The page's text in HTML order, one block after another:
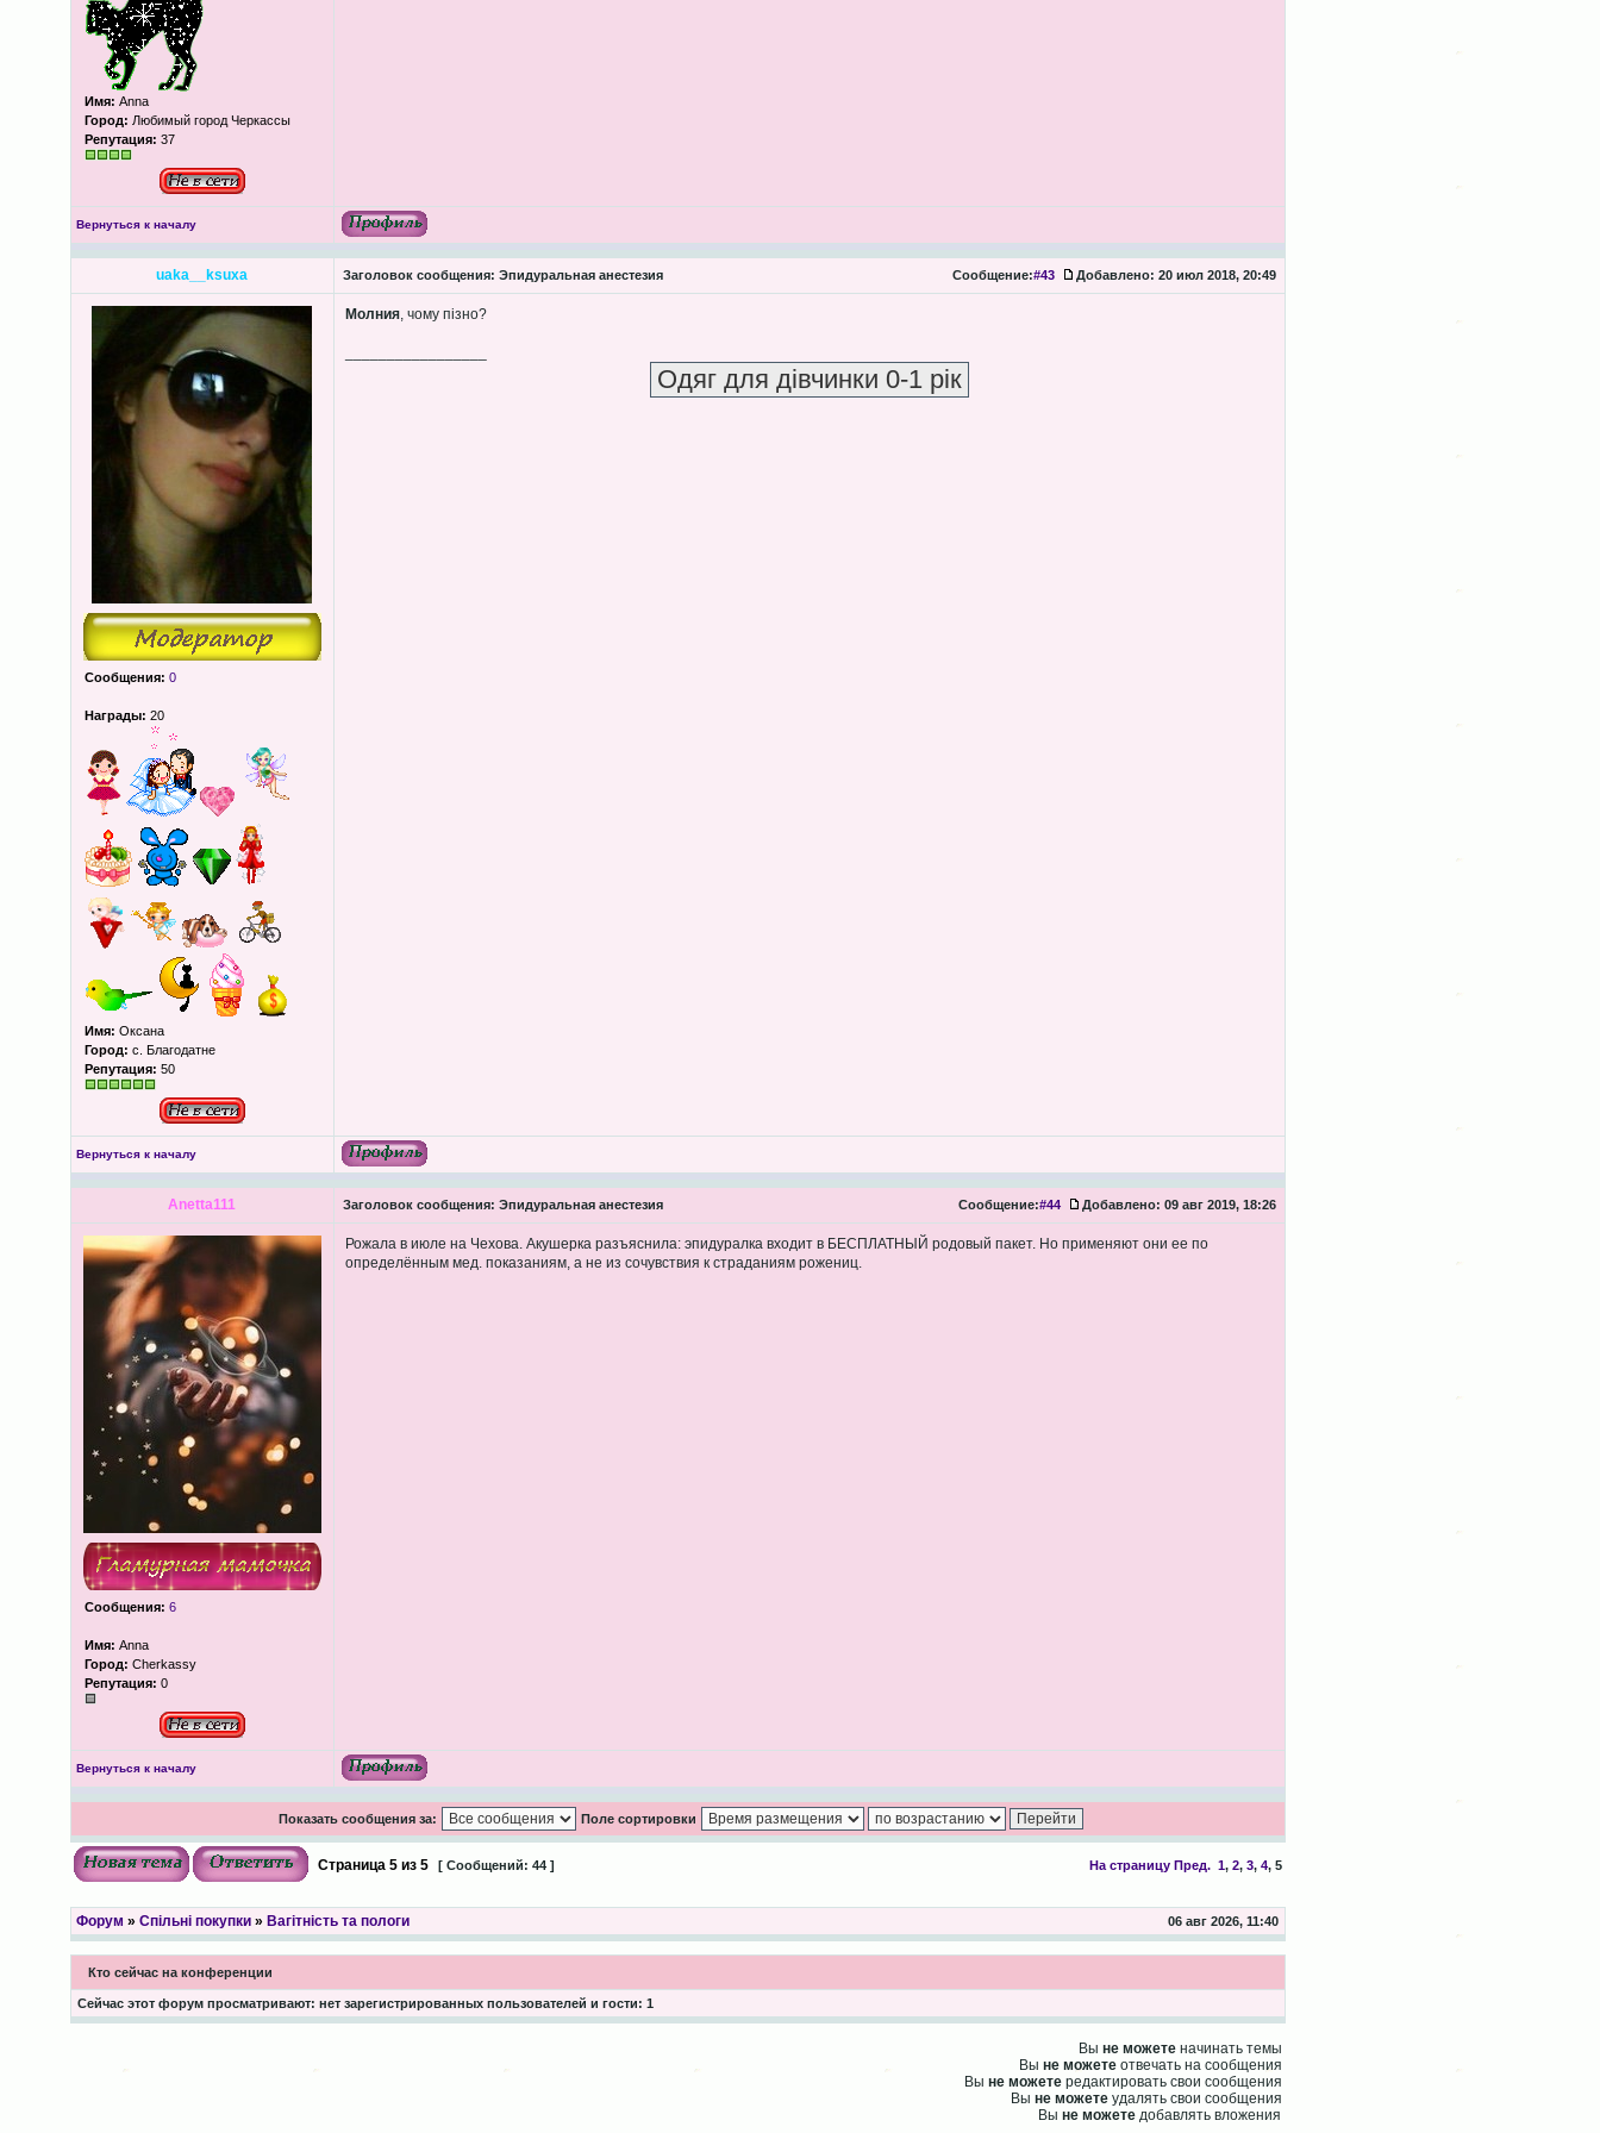
Имя: Anna
Город: Любимый город Черкассы
Репутация: 37
Вернуться к началу
uaka__ksuxa Заголовок сообщения: Эпидуральная анестезия Сообщение:#43 Добавлено: 20 июл 2018, 20:49
Сообщения: 0
Награды: 20
Имя: Оксана
Город: с. Благодатне
Репутация: 50
Молния, чому пізно?
Вернуться к началу
Anetta111 Заголовок сообщения: Эпидуральная анестезия Сообщение:#44 Добавлено: 09 авг 2019, 18:26
Сообщения: 6
Имя: Anna
Город: Cherkassy
Репутация: 0
Рожала в июле на Чехова. Акушерка разъяснила: эпидуралка входит в БЕСПЛАТНЫЙ родовый пакет. Но применяют они ее по
определённым мед. показаниям, а не из сочувствия к страданиям рожениц.
Вернуться к началу
Показать сообщения за: Поле сортировки
Страница 5из 5 [ Сообщений: 44 ] На страницу Пред. 1, 2, 3, 4, 5
Форум » Спільні покупки» Вагітність та пологи 06 авг 2026, 11:40
Кто сейчас на конференции
Сейчас этот форум просматривают: нет зарегистрированных пользователей и гости: 1
Вы не можетеначинать темы
Вы не можетеотвечать на сообщения
Вы не можетередактировать свои сообщения
Вы не можетеудалять свои сообщения
Вы не можетедобавлять вложения